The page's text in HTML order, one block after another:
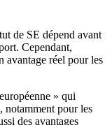
de SE dépend avant
Cependant,
avantage réel pour les
» qui
notamment pour les
des avantages